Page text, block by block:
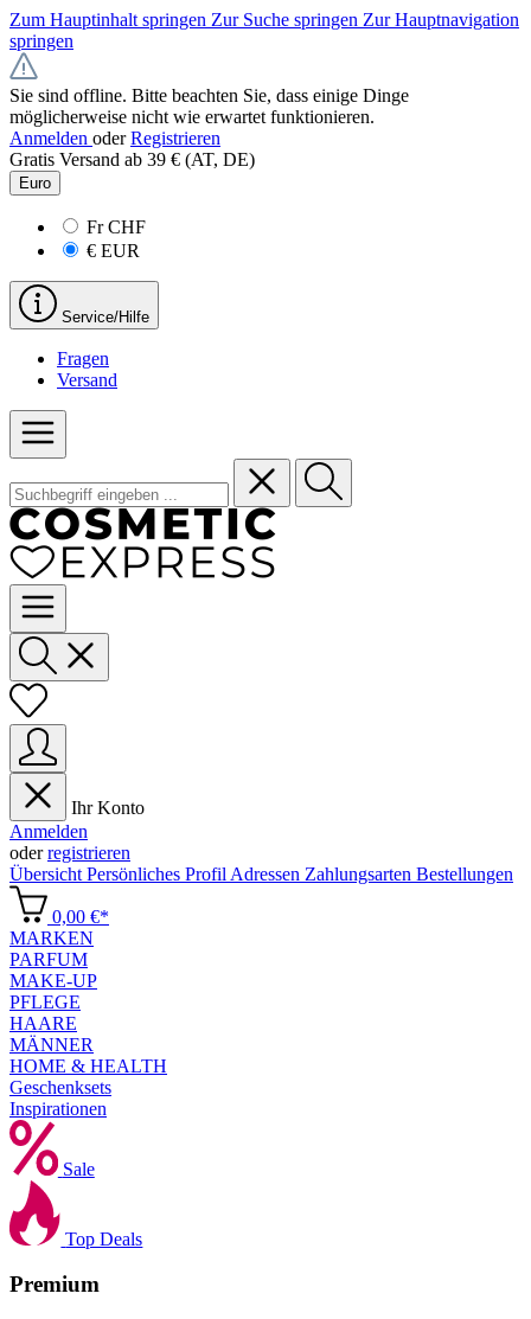
Zum Hauptinhalt springen Zur Suche springen Zur Hauptnavigation
springen
Sie sind offline. Bitte beachten Sie, dass einige Dinge
möglicherweise nicht wie erwartet funktionieren.
Anmelden oder Registrieren
Gratis Versand ab 39 € (AT, DE)
Euro
FrCHF
€ EUR
Service/Hilfe
Fragen
Versand
Ihr Konto
Anmelden
oderregistrieren
Übersicht Persönliches Profil Adressen Zahlungsarten Bestellungen
0,00 €*
MARKEN
PARFUM
MAKE-UP
PFLEGE
HAARE
MÄNNER
HOME & HEALTH
Geschenksets
Inspirationen
Sale
Top Deals
Premium